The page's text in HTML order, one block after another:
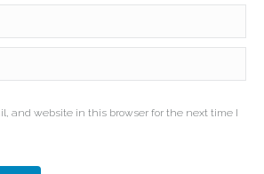
*
and website in this browser for the next time I